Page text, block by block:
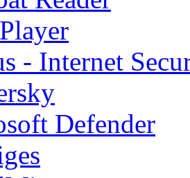
- Internet
Defender